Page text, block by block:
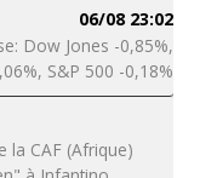
06/08 23:02
Dow Jones -0,85%,
S&P 500 -0,18%
la CAF (Afrique)